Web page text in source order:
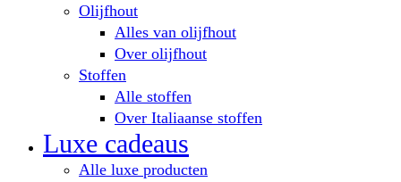
Olijfhout
Alles van olijfhout
Over olijfhout
Stoffen
Alle stoffen
Over Italiaanse stoffen
Luxe cadeaus
Alle luxe producten